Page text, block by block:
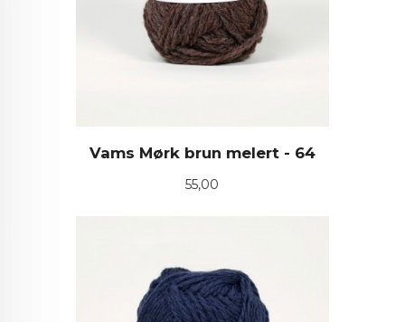
Vams Mørk brun melert - 64
Pris
55,00